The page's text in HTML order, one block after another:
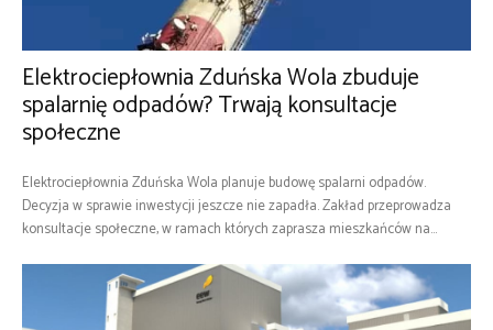
Elektrociepłownia Zduńska Wola zbuduje
spalarnię odpadów? Trwają konsultacje
społeczne
Elektrociepłownia Zduńska Wola planuje budowę spalarni odpadów.
Decyzja w sprawie inwestycji jeszcze nie zapadła. Zakład przeprowadza
konsultacje społeczne, w ramach których zaprasza mieszkańców na...